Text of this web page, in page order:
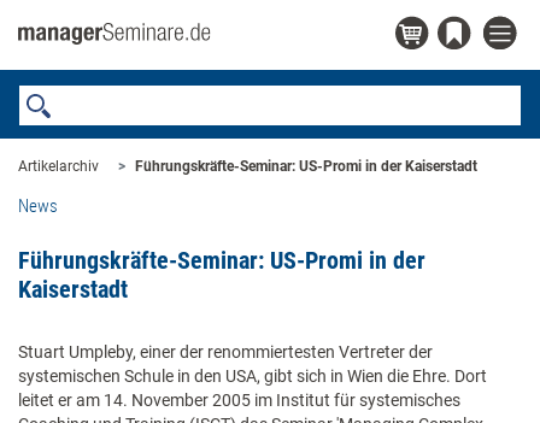
Artikelarchiv Führungskräfte-Seminar: US-Promi in der Kaiserstadt
News
Führungskräfte-Seminar: US-Promi in der
Kaiserstadt
Stuart Umpleby, einer der renommiertesten Vertreter der
systemischen Schule in den USA, gibt sich in Wien die Ehre. Dort
leitet er am 14. November 2005 im Institut für systemisches